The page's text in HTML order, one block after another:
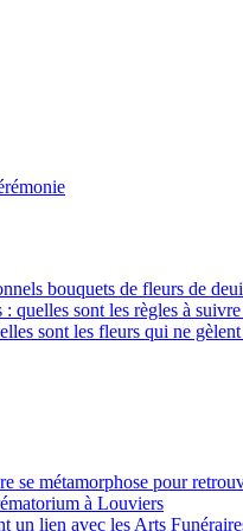
bouquets de fleurs de
quelles sont les règles à
sont les fleurs qui ne gèlent
se métamorphose pour
à Louviers
un lien avec les Arts